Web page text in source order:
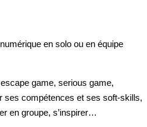
en solo ou en équipe
game, serious game,
ses compétences et ses soft-skills,
en groupe, s’inspirer…